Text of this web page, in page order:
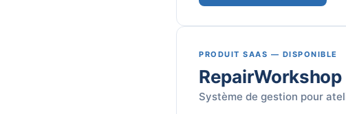
PRODUIT SAAS — DISPONIBLE
RepairWorkshop
Système de gestion pour